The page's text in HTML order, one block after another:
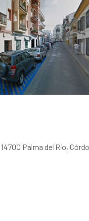
Palma del Río,